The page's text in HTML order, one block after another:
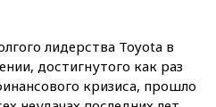
лидерства Toyota в
достигнутого как раз
кризиса, прошло